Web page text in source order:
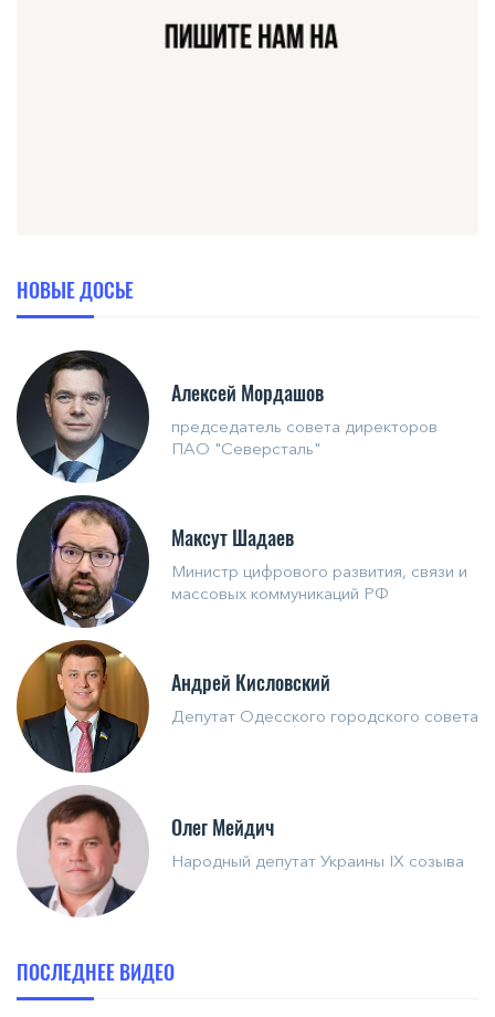
НОВЫЕ ДОСЬЕ
Алексей Мордашов
председатель совета директоров
ПАО "Северсталь"
Максут Шадаев
Министр цифрового развития, связи и
массовых коммуникаций РФ
Андрей Кисловский
Депутат Одесского городского совета
Олег Мейдич
Народный депутат Украины IX созыва
ПОСЛЕДНЕЕ ВИДЕО